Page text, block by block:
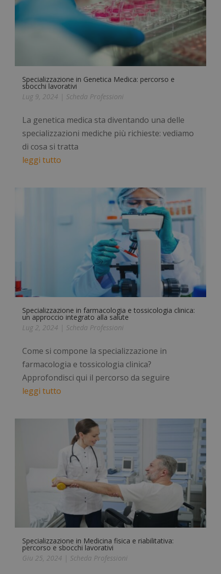
Specializzazione in Genetica Medica: percorso e
sbocchi lavorativi
Lug 9, 2024
Scheda Professioni
La genetica medica sta diventando una delle
specializzazioni mediche più richieste: vediamo
di cosa si tratta
leggi tutto
Specializzazione in farmacologia e tossicologia clinica:
un approccio integrato alla salute
Lug 2, 2024
Scheda Professioni
Come si compone la specializzazione in
farmacologia e tossicologia clinica?
Approfondisci qui il percorso da seguire
leggi tutto
Specializzazione in Medicina fisica e riabilitativa:
percorso e sbocchi lavorativi
Giu 25, 2024
Scheda Professioni